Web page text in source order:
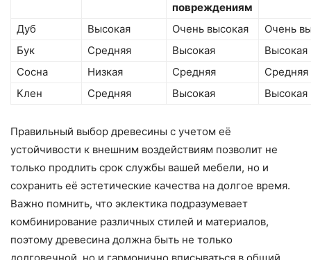
повреждениям
Дуб Высокая Очень высокая
Очень
Бук
Средняя Высокая
Высокая
Сосна
Низкая Средняя
Средняя
Клен
Средняя Высокая Высокая
Правильный выбор древесины с учетом её
устойчивости к внешним воздействиям позволит не
только продлить срок службы вашей мебели, но и
сохранить её эстетические качества на долгое время.
Важно помнить, что эклектика подразумевает
комбинирование различных стилей и материалов,
поэтому древесина должна быть не только